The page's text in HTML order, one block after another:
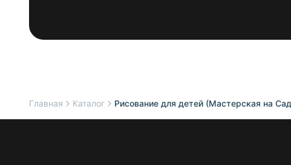
Главная Каталог Рисование для детей (Мастерская на